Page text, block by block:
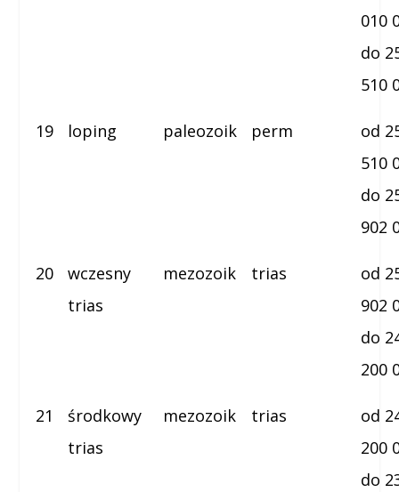
010
do
510
19 loping paleozoik perm
od
510
do
902
20
wczesny
trias
mezozoik trias
od
902
do
200
21
środkowy
trias
mezozoik trias
od
200
do